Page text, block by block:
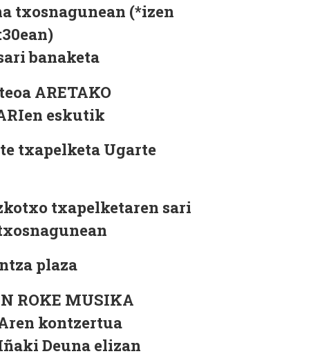
txosnagunean (*izen
banaketa
ARETAKO
eskutik
txapelketa Ugarte
txapelketaren sari
plaza
ROKE MUSIKA
kontzertua
Deuna elizan